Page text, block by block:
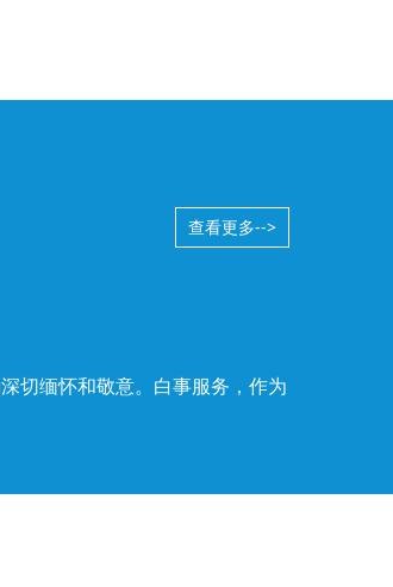
查看更多-->
切缅怀和敬意。白事服务，作为